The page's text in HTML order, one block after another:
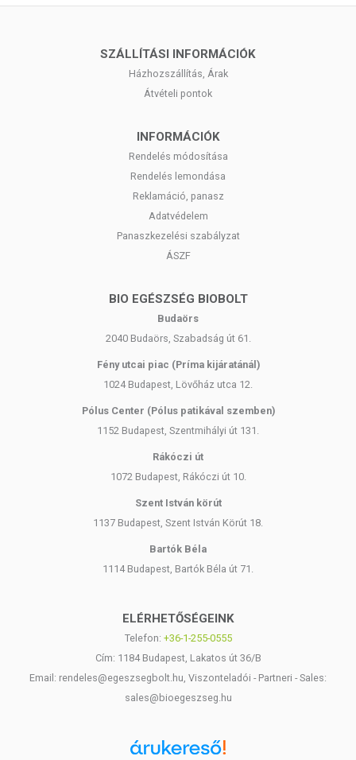
SZÁLLÍTÁSI INFORMÁCIÓK
Házhozszállítás, Árak
Átvételi pontok
INFORMÁCIÓK
Rendelés módosítása
Rendelés lemondása
Reklamáció, panasz
Adatvédelem
Panaszkezelési szabályzat
ÁSZF
BIO EGÉSZSÉG BIOBOLT
Budaörs
2040 Budaörs, Szabadság út 61.
Fény utcai piac (Príma kijáratánál)
1024 Budapest, Lövőház utca 12.
Pólus Center (Pólus patikával szemben)
1152 Budapest, Szentmihályi út 131.
Rákóczi út
1072 Budapest, Rákóczi út 10.
Szent István körút
1137 Budapest, Szent István Körút 18.
Bartók Béla
1114 Budapest, Bartók Béla út 71.
ELÉRHETŐSÉGEINK
Telefon: +36-1-255-0555
Cím: 1184 Budapest, Lakatos út 36/B
Email: rendeles@egeszsegbolt.hu, Viszonteladói - Partneri - Sales:
sales@bioegeszseg.hu